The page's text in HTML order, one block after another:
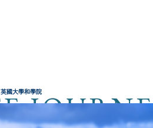
英國大學和學院